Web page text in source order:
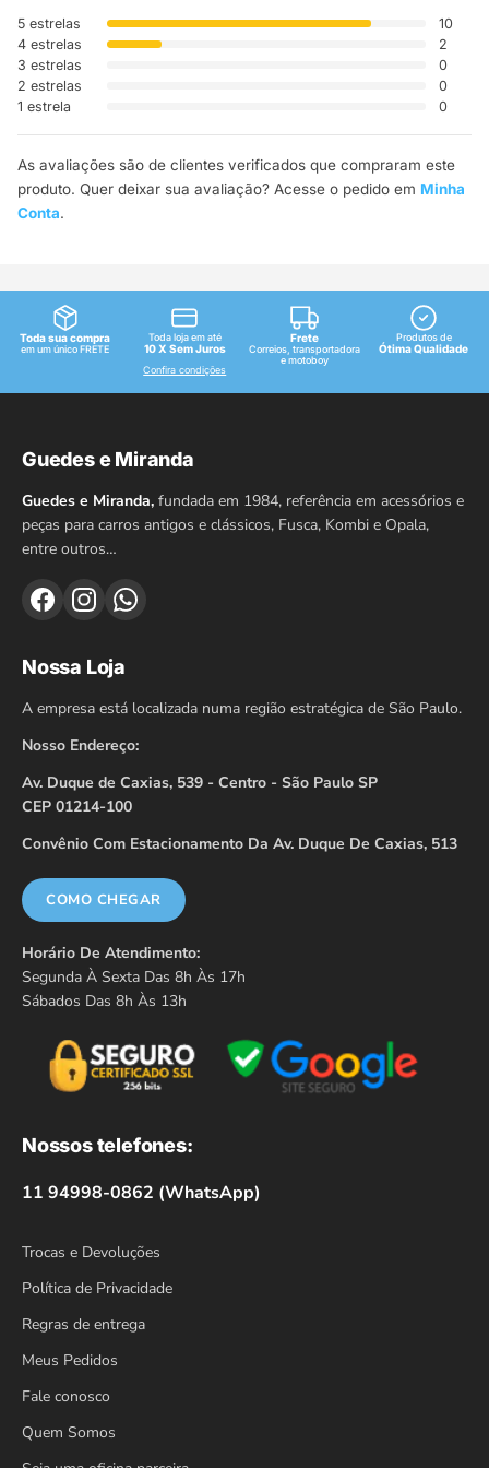
5 estrelas
10
4 estrelas
2
3 estrelas
0
2 estrelas
0
1 estrela
0
As avaliações são de clientes verificados que compraram este
produto. Quer deixar sua avaliação? Acesse o pedido em Minha
Conta.
Toda sua compra
em um único FRETE
Toda loja em até
10 X Sem Juros
Confira condições
Frete
Correios, transportadora
e motoboy
Produtos de
Ótima Qualidade
Guedes e Miranda
Guedes e Miranda, fundada em 1984, referência em acessórios e
peças para carros antigos e clássicos, Fusca, Kombi e Opala,
entre outros…
Nossa Loja
A empresa está localizada numa região estratégica de São Paulo.
Nosso Endereço:
Av. Duque de Caxias, 539 - Centro - São Paulo SP
CEP 01214-100
Convênio Com Estacionamento Da Av. Duque De Caxias, 513
COMO CHEGAR
Horário De Atendimento:
Segunda À Sexta Das 8h Às 17h
Sábados Das 8h Às 13h
Nossos telefones:
11 94998-0862 (WhatsApp)
Trocas e Devoluções
Política de Privacidade
Regras de entrega
Meus Pedidos
Fale conosco
Quem Somos